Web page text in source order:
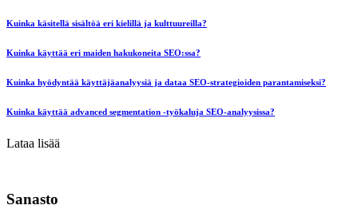
Kuinka käsitellä sisältöä eri kielillä ja kulttuureilla?
Kuinka käyttää eri maiden hakukoneita SEO:ssa?
Kuinka hyödyntää käyttäjäanalyysiä ja dataa SEO-strategioiden parantamiseksi?
Kuinka käyttää advanced segmentation -työkaluja SEO-analyysissa?
Lataa lisää
Sanasto